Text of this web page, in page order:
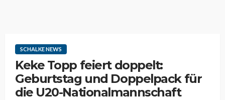
SCHALKE NEWS
Keke Topp feiert doppelt:
Geburtstag und Doppelpack für
die U20-Nationalmannschaft